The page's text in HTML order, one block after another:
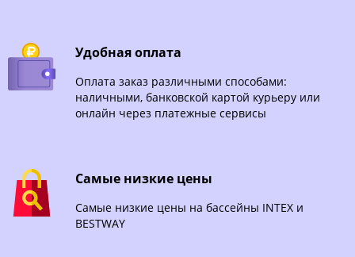
Удобная оплата
Оплата заказ различными способами:
наличными, банковской картой курьеру или
онлайн через платежные сервисы
Самые низкие цены
Самые низкие цены на бассейны INTEX и
BESTWAY